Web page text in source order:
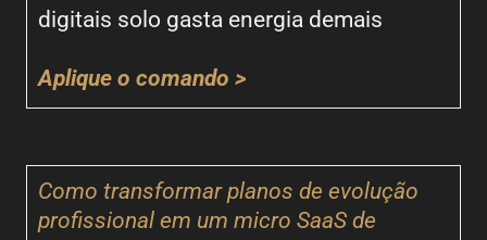
digitais solo gasta energia demais
Aplique o comando >
Como transformar planos de evolução
profissional em um micro SaaS de